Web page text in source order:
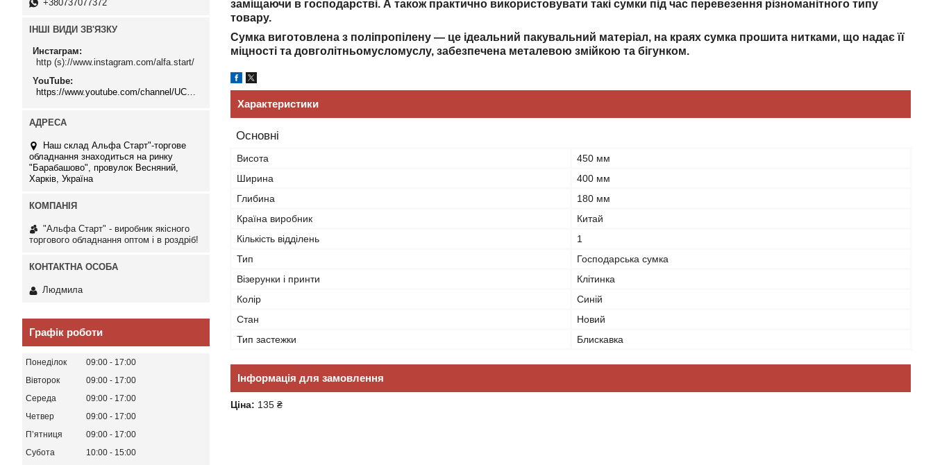
заміщаючи в господарстві. А також практично використовувати такі сумки під час перевезення різноманітного типу
товару.
Сумка виготовлена з поліпропілену — це ідеальний пакувальний матеріал, на краях сумка прошита нитками, що надає її
міцності та довголітньомусломуслу, забезпечена металевою змійкою та бігунком.
Характеристики
Основні
Висота
450 мм
Ширина
400 мм
Глибина
180 мм
Країна виробник
Китай
Кількість відділень
1
Тип
Господарська сумка
Візерунки і принти
Клітинка
Колір
Синій
Стан
Новий
Тип застежки
Блискавка
Інформація для замовлення
Ціна: 135 ₴
+380737077372
ІНШІ ВИДИ ЗВ'ЯЗКУ
Инстаграм
http (s)://www.instagram.com/alfa.start/
YouTube
Наш склад Альфа Старт"-торгове
обладнання знаходиться на ринку
"Барабашово", провулок Весняний,
Харків, Україна
"Альфа Старт" - виробник якісного
торгового обладнання оптом і в роздріб!
Людмила
Графік роботи
Понеділок 09:00
17:00
Вівторок
09:00
17:00
Середа
09:00
17:00
Четвер
09:00
17:00
Пʼятниця
09:00
17:00
Субота
10:00
15:00